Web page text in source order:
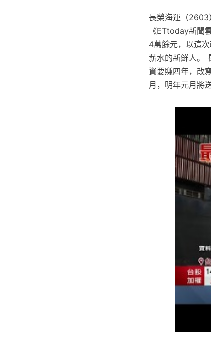
長榮海運（2603
《ETtoday新聞
4萬餘元，以這
薪水的新鮮人。
資要賺四年，改
月，明年元月將